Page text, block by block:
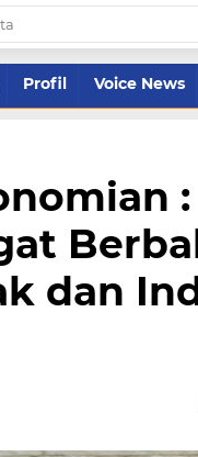
Profil Voice News
dan